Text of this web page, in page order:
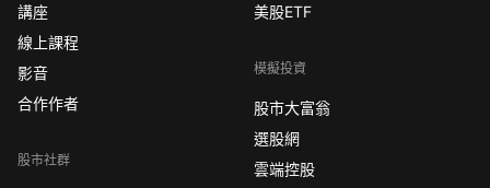
講座
線上課程
影音
合作作者
股市社群
美股ETF
模擬投資
股市大富翁
選股網
雲端控股